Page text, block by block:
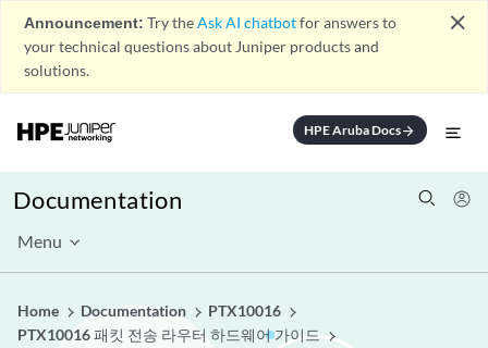
Announcement: Try theAsk AI chatbotfor answers to
your technical questions about Juniper products and
solutions.
close
HPE Aruba Docsarrow_forward
Documentation
Menu
Home Documentation
PTX10016
PTX10016 패킷 전송 라우터 하드웨어 가이드